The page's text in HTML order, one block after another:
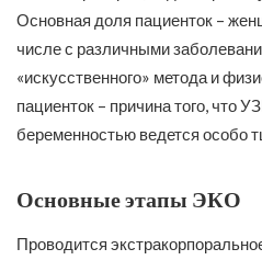
Основная доля пациенток –
числе с различными
«искусственного» метода и
пациенток – причина того, что
беременностью ведется особо
Основные этапы ЭКО
Проводится